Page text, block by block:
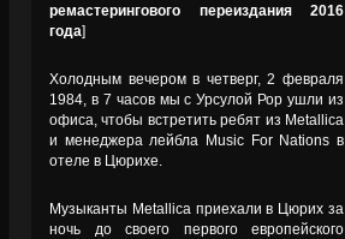
ремастерингового переиздания 2016
года]
Холодным вечером в четверг, 2 февраля
1984, в 7 часов мы с Урсулой Рор ушли из
офиса, чтобы встретить ребят из Metallica
и менеджера лейбла Music For Nations в
отеле в Цюрихе.
Музыканты Metallica приехали в Цюрих за
ночь до своего первого европейского